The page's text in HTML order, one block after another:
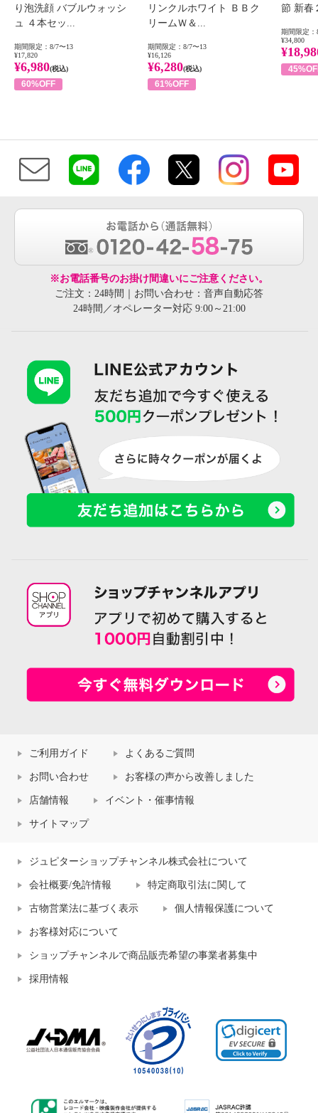
り泡洗顔 バブルウォッシ
ュ ４本セッ...
期間限定：8/7〜13
¥17,820
¥6,980(税込)
60%OFF
リンクルホワイト ＢＢク
リームＷ＆...
期間限定：8/7〜13
¥16,126
¥6,280(税込)
61%OFF
節 新春
期間限定：
¥34,800
※お電話番号のお掛け間違いにご注意ください。
ご注文：24時間｜お問い合わせ：音声自動応答
24時間／オペレーター対応 9:00～21:00
ご利用ガイド よくあるご質問
お問い合わせ お客様の声から改善しました
店舗情報 イベント・催事情報
サイトマップ
ジュピターショップチャンネル株式会社について
会社概要/免許情報 特定商取引法に関して
古物営業法に基づく表示 個人情報保護について
お客様対応について
ショップチャンネルで商品販売希望の事業者募集中
採用情報